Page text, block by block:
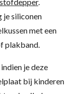
je siliconen
met een
plakband.
je deze
bij kinderen